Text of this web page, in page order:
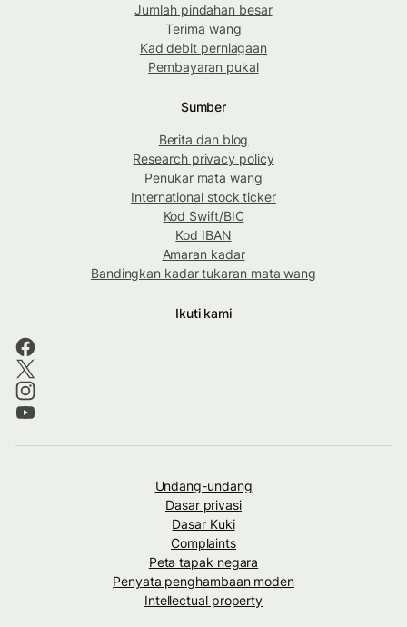
Jumlah pindahan besar
Terima wang
Kad debit perniagaan
Pembayaran pukal
Sumber
Berita dan blog
Research privacy policy
Penukar mata wang
International stock ticker
Kod Swift/BIC
Kod IBAN
Amaran kadar
Bandingkan kadar tukaran mata wang
Ikuti kami
Undang-undang
Dasar privasi
Dasar Kuki
Complaints
Peta tapak negara
Penyata penghambaan moden
Intellectual property